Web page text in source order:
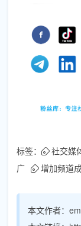
标签： 社交媒
广
增加频道
本文作者：